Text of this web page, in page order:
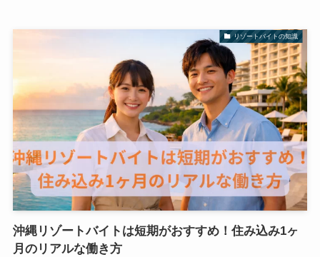
リゾートバイトの知識
沖縄リゾートバイトは短期がおすすめ！住み込み1ヶ
月のリアルな働き方